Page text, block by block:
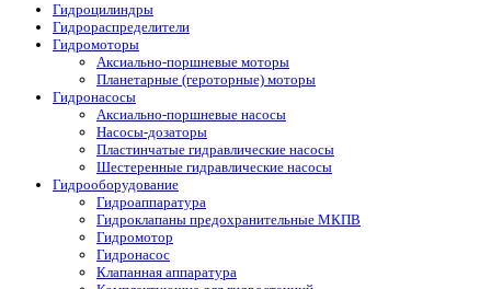
Гидроцилиндры
Гидрораспределители
Гидромоторы
Аксиально-поршневые моторы
Планетарные (героторные) моторы
Гидронасосы
Аксиально-поршневые насосы
Насосы-дозаторы
Пластинчатые гидравлические насосы
Шестеренные гидравлические насосы
Гидрооборудование
Гидроаппаратура
Гидроклапаны предохранительные МКПВ
Гидромотор
Гидронасос
Клапанная аппаратура